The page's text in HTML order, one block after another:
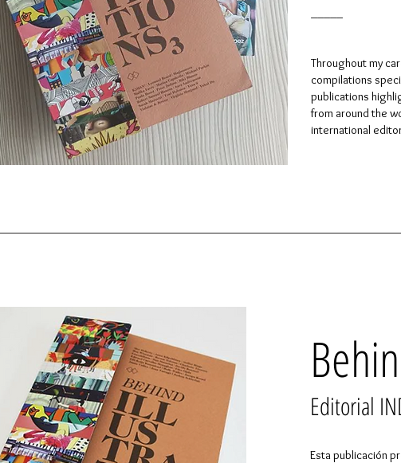
Throughout my
compilations
publications
from around the
international
Editorial
Esta publicación